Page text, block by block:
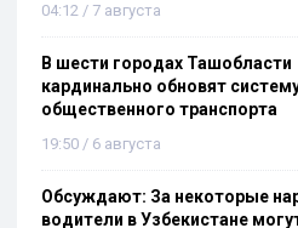
04:12 / 7 августа
В шести городах Ташобласти
кардинально обновят
общественного транспорта
19:50 / 6 августа
Обсуждают: За некоторые
водители в Узбекистане